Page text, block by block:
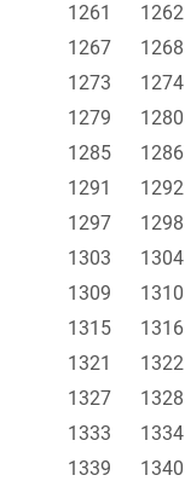
1261
1262
1267
1268
1273
1274
1279
1280
1285
1286
1291
1292
1297
1298
1303
1304
1309
1310
1315
1316
1321
1322
1327
1328
1333
1334
1339
1340